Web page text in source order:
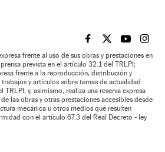
EL PAÍS BRASIL EN
EL PAÍSEL PAÍS
EL
frente al uso de sus obras y prestaciones en
prevista en el artículo 32.1 del TRLPI;
frente a la reproducción, distribución y
y artículos sobre temas de actualidad
y, asimismo, realiza una reserva expresa
las obras y otras prestaciones accesibles desde
mecánica u otros medios que resulten
con el artículo 67.3 del Real Decreto - ley